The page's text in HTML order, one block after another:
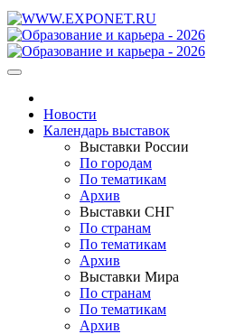
Новости
Календарь выставок
Выставки России
По городам
По тематикам
Архив
Выставки СНГ
По странам
По тематикам
Архив
Выставки Мира
По странам
По тематикам
Архив